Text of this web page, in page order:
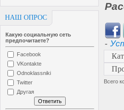
НАШ ОПРОС
Какую социальную сеть
предпочитаете?
Facebook
VKontakte
Odnoklassniki
Twitter
Другая
-
Всего